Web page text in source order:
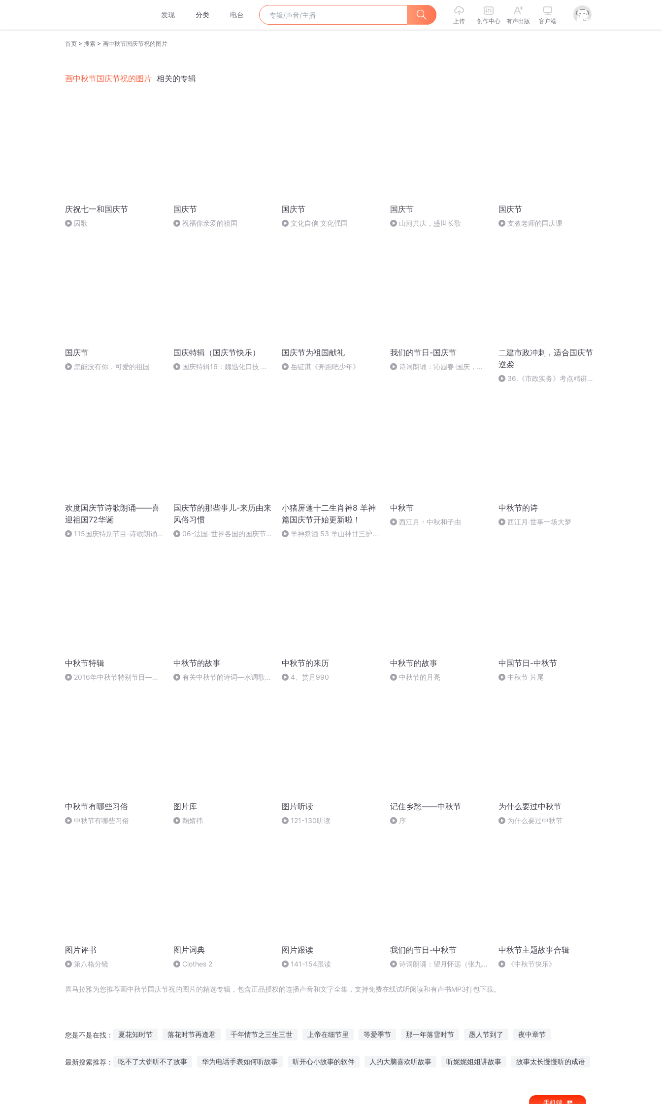
发现 分类 电台
上传 创作中心 有声出版 客户端
首页 > 搜索 > 画中秋节国庆节祝的图片
画中秋节国庆节祝的图片 相关的专辑
庆祝七一和国庆节
囚歌
国庆节
祝福你亲爱的祖国
国庆节
文化自信 文化强国
国庆节
山河共庆，盛世长歌
国庆节
支教老师的国庆课
国庆节
怎能没有你，可爱的祖国
国庆特辑（国庆节快乐）
国庆特辑16：魏迅化口技 二
国庆节为祖国献礼
岳钲淇《奔跑吧少年》
我们的节日-国庆节
诗词朗诵：沁园春·国庆，朗
二建市政冲刺，适合国庆节
逆袭
36.《市政实务》考点精讲第
欢度国庆节诗歌朗诵——喜
迎祖国72华诞
115国庆特别节目-诗歌朗诵-
国庆节的那些事儿-来历由来
风俗习惯
06-法国-世界各国的国庆节-
小猪屏蓬十二生肖神8 羊神
篇国庆节开始更新啦！
羊神祭酒 53 羊山神廿三护祭
中秋节
西江月・中秋和子由
中秋节的诗
西江月·世事一场大梦
中秋节特辑
2016年中秋节特别节目—夏
中秋节的故事
有关中秋节的诗词―水调歌
中秋节的来历
4、赏月990
中秋节的故事
中秋节的月亮
中国节日-中秋节
中秋节 片尾
中秋节有哪些习俗
中秋节有哪些习俗
图片库
鞠婧祎
图片听读
121-130听读
记住乡愁——中秋节
序
为什么要过中秋节
为什么要过中秋节
图片评书
第八格分镜
图片词典
Clothes 2
图片跟读
141-154跟读
我们的节日-中秋节
诗词朗诵：望月怀远（张九
中秋节主题故事合辑
《中秋节快乐》
喜马拉雅为您推荐画中秋节国庆节祝的图片的精选专辑，包含正品授权的连播声音和文字全集，支持免费在线试听阅读和有声书MP3打包下载。
您是不是在找： 夏花知时节 落花时节再逢君 千年情节之三生三世 上帝在细节里 等爱季节 那一年落雪时节 愚人节到了 夜中章节
最新搜索推荐： 吃不了大饼听不了故事 华为电话手表如何听故事 听开心小故事的软件 人的大脑喜欢听故事 听妮妮姐姐讲故事 故事太长慢慢听的成语